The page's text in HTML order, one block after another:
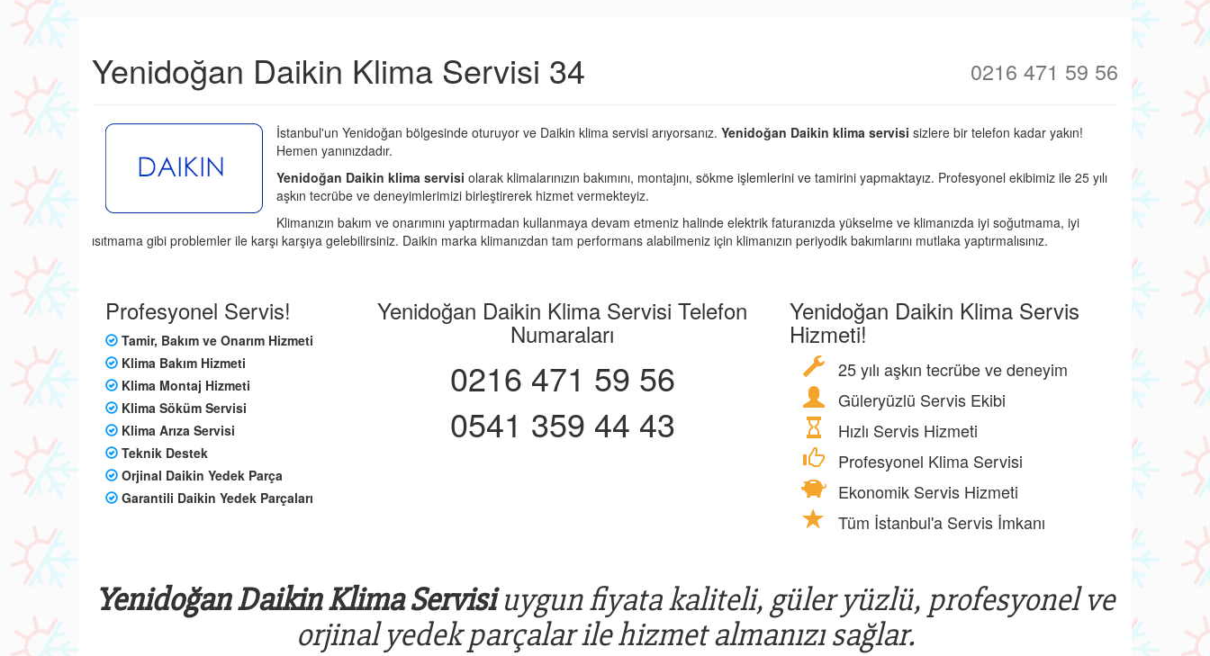
Yenidoğan Daikin Klima Servisi 34 0216 471 59 56
İstanbul'un Yenidoğan bölgesinde oturuyor ve Daikin klima servisi arıyorsanız. Yenidoğan Daikin klima servisi sizlere bir telefon kadar yakın!
Hemen yanınızdadır.
Yenidoğan Daikin klima servisi olarak klimalarınızın bakımını, montajını, sökme işlemlerini ve tamirini yapmaktayız. Profesyonel ekibimiz ile 25 yılı
aşkın tecrübe ve deneyimlerimizi birleştirerek hizmet vermekteyiz.
Klimanızın bakım ve onarımını yaptırmadan kullanmaya devam etmeniz halinde elektrik faturanızda yükselme ve klimanızda iyi soğutmama, iyi
ısıtmama gibi problemler ile karşı karşıya gelebilirsiniz. Daikin marka klimanızdan tam performans alabilmeniz için klimanızın periyodik bakımlarını mutlaka yaptırmalısınız.
Profesyonel Servis!
Tamir, Bakım ve Onarım Hizmeti
Klima Bakım Hizmeti
Klima Montaj Hizmeti
Klima Söküm Servisi
Klima Arıza Servisi
Teknik Destek
Orjinal Daikin Yedek Parça
Garantili Daikin Yedek Parçaları
Yenidoğan Daikin Klima Servisi Telefon
Numaraları
0216 471 59 56
0541 359 44 43
Yenidoğan Daikin Klima Servis
Hizmeti!
25 yılı aşkın tecrübe ve deneyim
Güleryüzlü Servis Ekibi
Hızlı Servis Hizmeti
Profesyonel Klima Servisi
Ekonomik Servis Hizmeti
Tüm İstanbul'a Servis İmkanı
Yenidoğan Daikin Klima Servisiuygun fiyata kaliteli, güler yüzlü, profesyonel ve
orjinal yedek parçalar ile hizmet almanızı sağlar.